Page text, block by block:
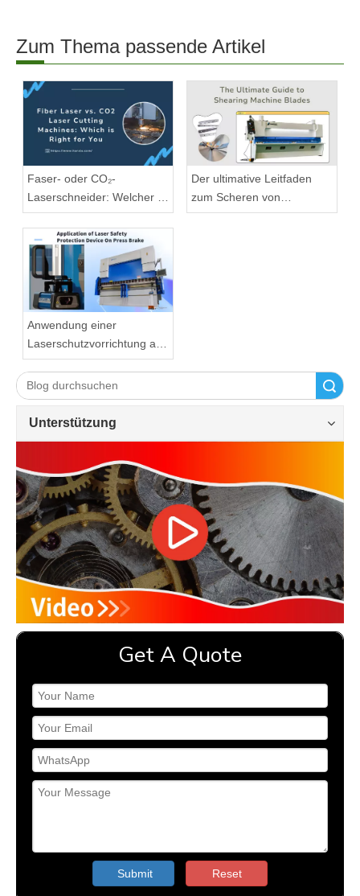
Zum Thema passende Artikel
Faser- oder CO₂-
Laserschneider: Welcher ist
geeignet?
Der ultimative Leitfaden
zum Scheren von
Maschinenklingen
Anwendung einer
Laserschutzvorrichtung an
der Abkantpresse
Unterstützung
Get A Quote
Submit Reset